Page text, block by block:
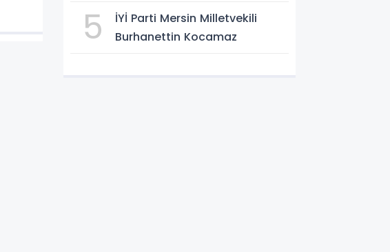
5
İYİ Parti Mersin Milletvekili
Burhanettin Kocamaz